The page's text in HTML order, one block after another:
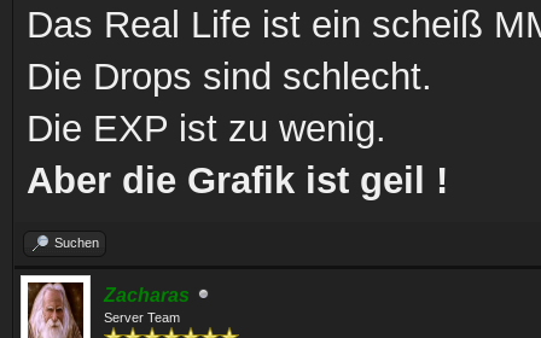
Das Real Life ist ein scheiß
Die Drops sind schlecht.
Die EXP ist zu wenig.
Aber die Grafik ist geil !
Suchen
Zacharas
Server Team